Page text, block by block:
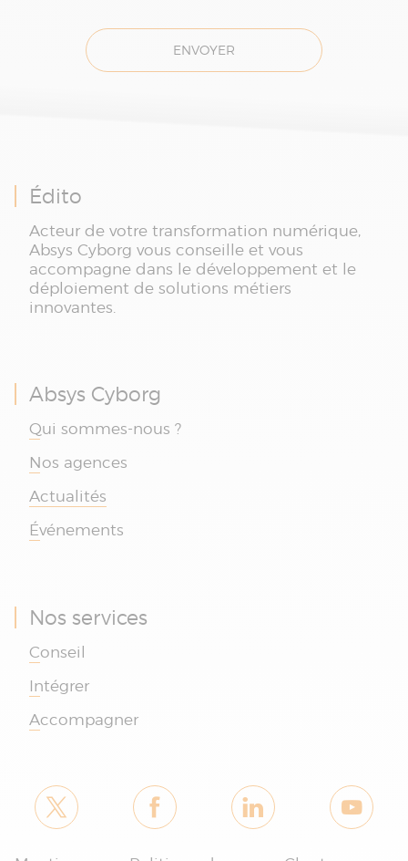
ENVOYER
Édito
Acteur de votre transformation numérique,
Absys Cyborg vous conseille et vous
accompagne dans le développement et le
déploiement de solutions métiers
innovantes.
Absys Cyborg
Qui sommes-nous ?
Nos agences
Actualités
Événements
Nos services
Conseil
Intégrer
Accompagner